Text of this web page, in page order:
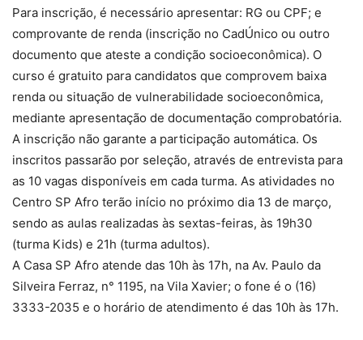
Para inscrição, é necessário apresentar: RG ou CPF; e
comprovante de renda (inscrição no CadÚnico ou outro
documento que ateste a condição socioeconômica). O
curso é gratuito para candidatos que comprovem baixa
renda ou situação de vulnerabilidade socioeconômica,
mediante apresentação de documentação comprobatória.
A inscrição não garante a participação automática. Os
inscritos passarão por seleção, através de entrevista para
as 10 vagas disponíveis em cada turma. As atividades no
Centro SP Afro terão início no próximo dia 13 de março,
sendo as aulas realizadas às sextas-feiras, às 19h30
(turma Kids) e 21h (turma adultos).
A Casa SP Afro atende das 10h às 17h, na Av. Paulo da
Silveira Ferraz, n° 1195, na Vila Xavier; o fone é o (16)
3333-2035 e o horário de atendimento é das 10h às 17h.